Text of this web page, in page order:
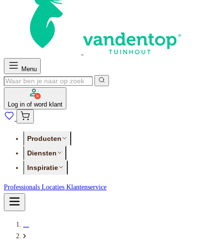
Menu
Log in of word klant
Producten
Diensten
Inspiratie
Professionals Locaties Klantenservice
...